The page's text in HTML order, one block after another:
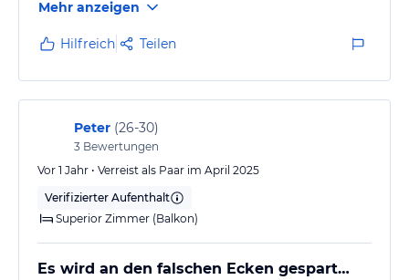
entstehen. Die Sauberkeit des Hotels ist
unbefriedigend und enttäuschend. Die Gästetische
samt Bestuhlung und der Lounge im Außenbereich
sind verschmutzt. Auch im Bewusstsein, dass die
Bepflanzung (Bäume) natürlich Verschmutzungen
hervorrufen, aber diese nicht einmal gründlich
entfernt werden.…
Mehr anzeigen
Hilfreich Teilen
Peter (26-30)
3 Bewertungen
Vor 1 Jahr • Verreist als Paar im April 2025
Verifizierter Aufenthalt
Superior Zimmer (Balkon)
Es wird an den falschen Ecken gespart…